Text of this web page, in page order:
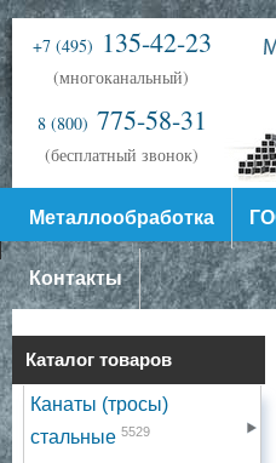
+7 (495) 135-42-23
(многоканальный)
8 (800) 775-58-31
(бесплатный звонок)
Металлообработка
Контакты
Каталог товаров
Канаты (тросы)
стальные 5529